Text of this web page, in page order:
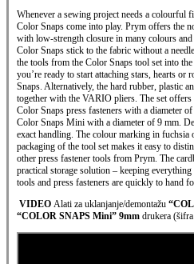
Whenever a sewing project needs a colourful
Color Snaps come into play. Prym offers the
with low-strength closure in many colours
Color Snaps stick to the fabric without a
the tools from the Color Snaps tool set into
you’re ready to start attaching stars, hearts or
Snaps. Alternatively, the hard rubber, plastic
together with the VARIO pliers. The set
Color Snaps press fasteners with a diameter
Color Snaps Mini with a diameter of 9 mm.
exact handling. The colour marking in fuchsia
packaging of the tool set makes it easy to
other press fastener tools from Prym. The
practical storage solution – keeping
tools and press fasteners are quickly to hand
VIDEO Alati za uklanjanje/demontažu
“COLOR SNAPS Mini” 9mm drukera